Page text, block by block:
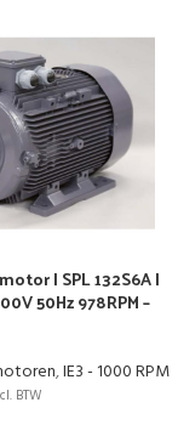
| SPL 132S6A |
50Hz 978RPM –
,IE3 - 1000 RPM
BTW